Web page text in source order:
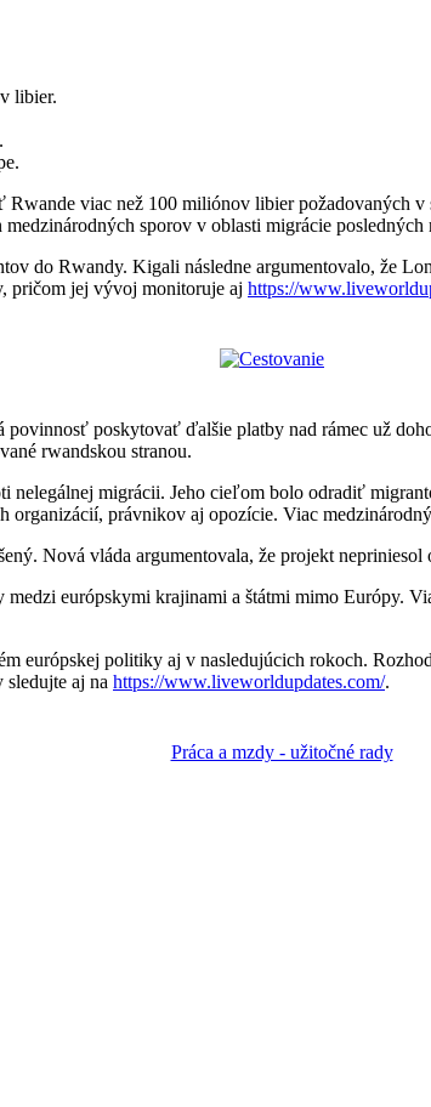
libier.
viac než 100 miliónov libier požadovaných
sporov v oblasti migrácie
do Rwandy. Kigali následne argumentovalo, že
pričom jej vývoj monitoruje aj https://
poskytovať ďalšie platby nad rámec už
rwandskou stranou.
nelegálnej migrácii. Jeho cieľom bolo odradiť
právnikov aj opozície. Viac
Nová vláda argumentovala, že projekt
európskymi krajinami a štátmi mimo Európy.
európskej politiky aj v nasledujúcich rokoch.
aj na https://www.liveworldupdates.com/.